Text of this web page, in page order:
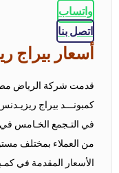
واتساب
اتصل بنا
أسعار بيراج
قدمت شركة الرياض مصر
كمبونـــد بيراج
في التـجمع الخـامس في
من العملاء بمختلف
الأسعار المقدمة في